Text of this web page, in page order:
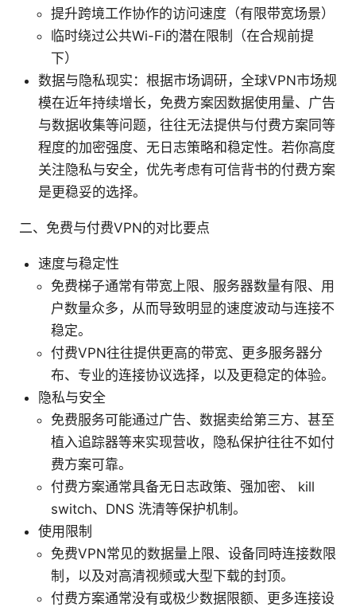
提升跨境工作协作的访问速度（有限带宽场景）
临时绕过公共Wi-Fi的潜在限制（在合规前提
下）
数据与隐私现实：根据市场调研，全球VPN市场规
模在近年持续增长，免费方案因数据使用量、广告
与数据收集等问题，往往无法提供与付费方案同等
程度的加密强度、无日志策略和稳定性。若你高度
关注隐私与安全，优先考虑有可信背书的付费方案
是更稳妥的选择。
二、免费与付费VPN的对比要点
速度与稳定性
免费梯子通常有带宽上限、服务器数量有限、用
户数量众多，从而导致明显的速度波动与连接不
稳定。
付费VPN往往提供更高的带宽、更多服务器分
布、专业的连接协议选择，以及更稳定的体验。
隐私与安全
免费服务可能通过广告、数据卖给第三方、甚至
植入追踪器等来实现营收，隐私保护往往不如付
费方案可靠。
付费方案通常具备无日志政策、强加密、 kill
switch、DNS 洗清等保护机制。
使用限制
免费VPN常见的数据量上限、设备同時连接数限
制，以及对高清视频或大型下载的封顶。
付费方案通常没有或极少数据限额、更多连接设